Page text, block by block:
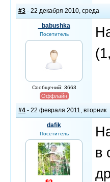
#3 - 22 декабря 2010, среда
_babushka
Посетитель
Сообщений: 3663
Оффлайн
#4 - 22 февраля 2011, вторник
dafik
Посетитель
в